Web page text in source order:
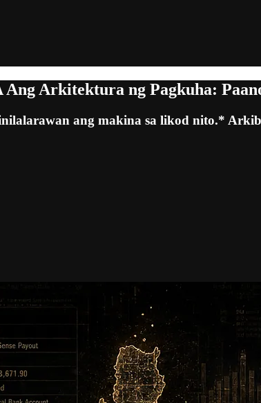
Arkitektura ng Pagkuha:
ang makina sa likod nito.*